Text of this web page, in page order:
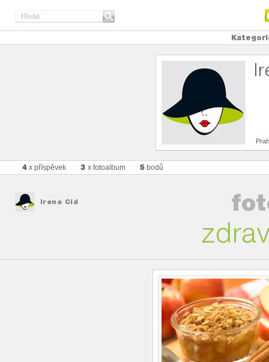
4 x příspěvek 3 x fotoalbum 5 bodů
Irena Cid